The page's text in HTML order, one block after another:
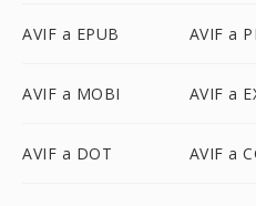
AVIF a EPUB AVIF a
AVIF a MOBI AVIF a
AVIF a DOT AVIF a